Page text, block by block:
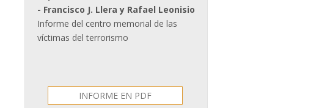
- Francisco J. Llera y Rafael Leonisio
Informe del centro memorial de las
víctimas del terrorismo
INFORME EN PDF